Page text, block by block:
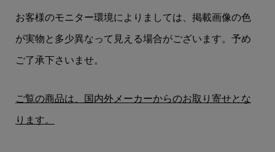
お客様のモニター環境によりましては、掲載画像の色
が実物と多少異なって見える場合がございます。予め
ご了承下さいませ。
ご覧の商品は、国内外メーカーからのお取り寄せとな
ります。